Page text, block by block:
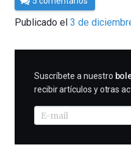
César
Tomé
Publicado el 3 de
SUSCRIBIRME
Suscríbete a nuestro
recibir artículos y otras